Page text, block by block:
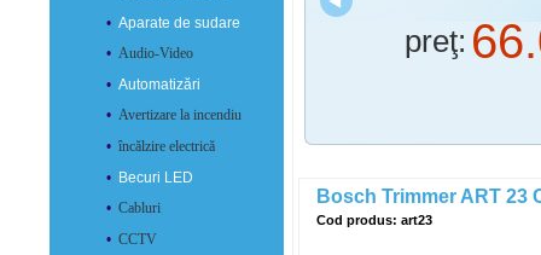
• Aparate de sudare
• Audio-Video
• Automatizări
• Avertizare la incendiu
• încălzire electrică
•
Becuri LED
• Cabluri
• CCTV
preţ:
Bosch Trimmer ART 23
Cod produs: art23